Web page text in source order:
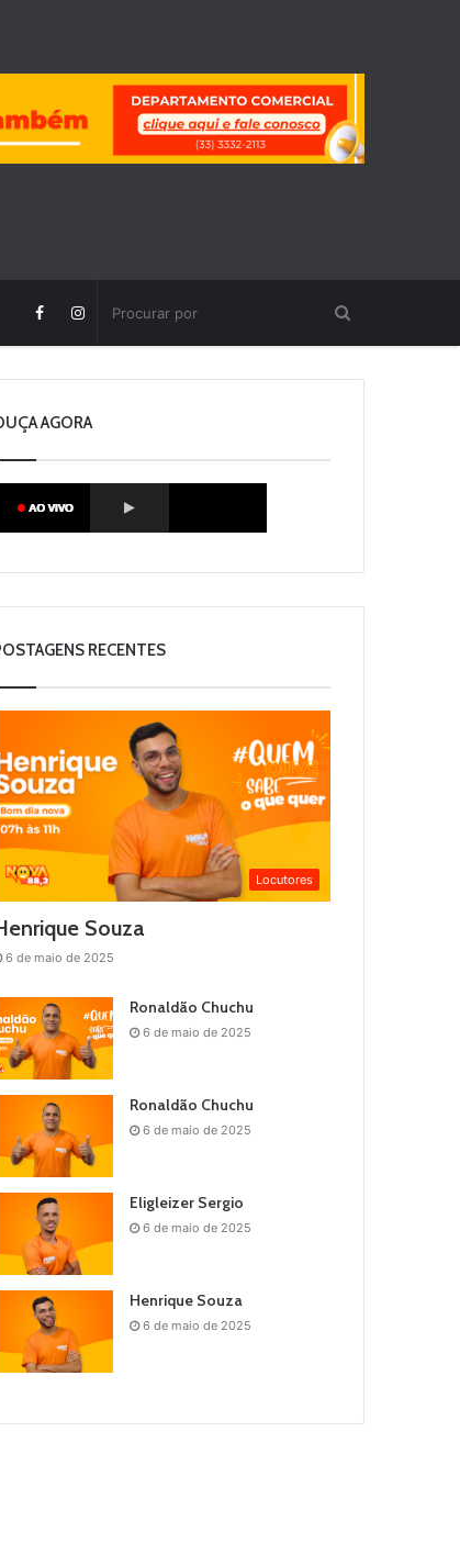
AGORA
RECENTES
Locutores
Souza
6 de maio de 2025
Ronaldão Chuchu
6 de maio de 2025
Ronaldão Chuchu
6 de maio de 2025
Eligleizer Sergio
6 de maio de 2025
Henrique Souza
6 de maio de 2025